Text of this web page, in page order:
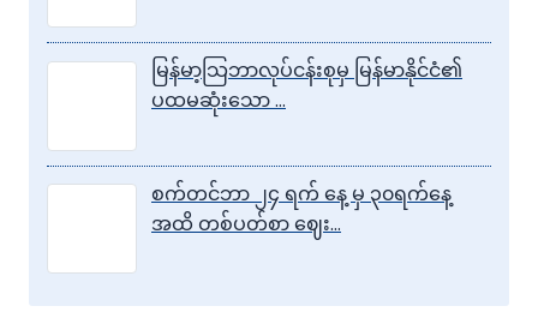
မြန်မာ့သြဘာလုပ်ငန်းစုမှ မြန်မာနိုင်ငံ၏
ပထမဆုံးသော …
စက်တင်ဘာ ၂၄ ရက် နေ့ မှ ၃၀ရက်နေ့
အထိ တစ်ပတ်စာ ‌ဈေး…